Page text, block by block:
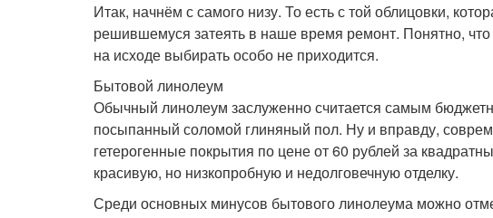
Итак, начнём с самого низу. То есть с той облицовки,
решившемуся затеять в наше время ремонт. Понятно,
на исходе выбирать особо не приходится.
Бытовой линолеум
Обычный линолеум заслуженно считается самым
посыпанный соломой глиняный пол. Ну и вправду,
гетерогенные покрытия по цене от 60 рублей за
красивую, но низкопробную и недолговечную отделку.
Среди основных минусов бытового линолеума можно